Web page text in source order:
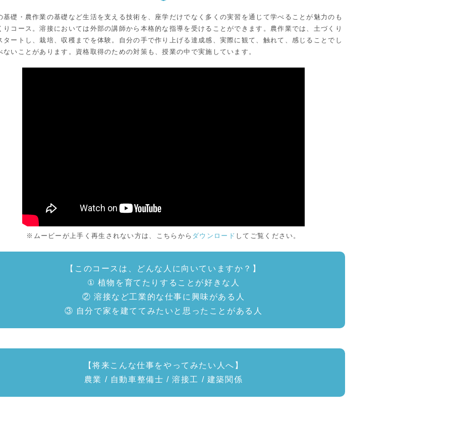
基礎・農作業の基礎など生活を支える技術を、座学だけでなく多くの実習を通じて学べることが魅力のも
りコース。溶接においては外部の講師から本格的な指導を受けることができます。農作業では、土づくり
タートし、栽培、収穫までを体験。自分の手で作り上げる達成感、実際に観て、触れて、感じることでし
ないことがあります。資格取得のための対策も、授業の中で実施しています。
※ムービーが上手く再生されない方は、こちらから ダウンロード してご覧ください。
【このコースは、どんな人に向いていますか？】
① 植物を育てたりすることが好きな人
② 溶接など工業的な仕事に興味がある人
③ 自分で家を建ててみたいと思ったことがある人
【将来こんな仕事をやってみたい人へ】
農業 / 自動車整備士 / 溶接工 / 建築関係